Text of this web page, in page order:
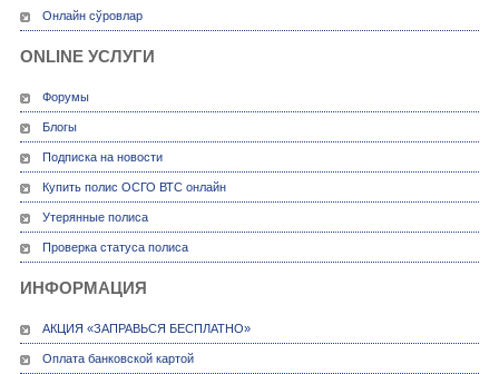
Онлайн сўровлар
ONLINE УСЛУГИ
Форумы
Блогы
Подписка на новости
Купить полис ОСГО ВТС онлайн
Утерянные полиса
Проверка статуса полиса
ИНФОРМАЦИЯ
АКЦИЯ «ЗАПРАВЬСЯ БЕСПЛАТНО»
Оплата банковской картой